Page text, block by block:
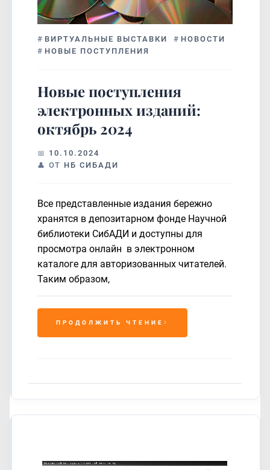
# ВИРТУАЛЬНЫЕ ВЫСТАВКИ # НОВОСТИ
# НОВЫЕ ПОСТУПЛЕНИЯ
Новые поступления
электронных изданий:
октябрь 2024
10.10.2024
ОТ НБ СИБАДИ
Все представленные издания бережно
хранятся в депозитарном фонде Научной
библиотеки СибАДИ и доступны для
просмотра онлайн в электронном
каталоге для авторизованных читателей.
Таким образом,
ПРОДОЛЖИТЬ ЧТЕНИЕ